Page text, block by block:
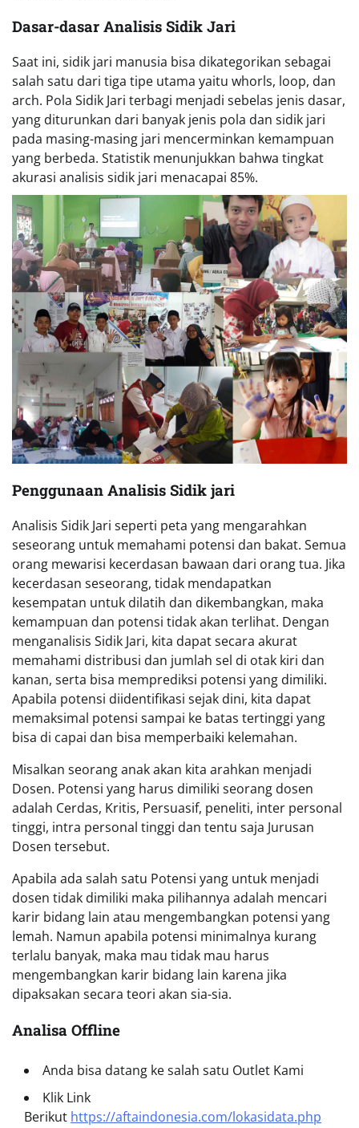
Dasar-dasar Analisis Sidik Jari
Saat ini, sidik jari manusia bisa dikategorikan sebagai
salah satu dari tiga tipe utama yaitu whorls, loop, dan
arch. Pola Sidik Jari terbagi menjadi sebelas jenis dasar,
yang diturunkan dari banyak jenis pola dan sidik jari
pada masing-masing jari mencerminkan kemampuan
yang berbeda. Statistik menunjukkan bahwa tingkat
akurasi analisis sidik jari menacapai 85%.
Penggunaan Analisis Sidik jari
Analisis Sidik Jari seperti peta yang mengarahkan
seseorang untuk memahami potensi dan bakat. Semua
orang mewarisi kecerdasan bawaan dari orang tua. Jika
kecerdasan seseorang, tidak mendapatkan
kesempatan untuk dilatih dan dikembangkan, maka
kemampuan dan potensi tidak akan terlihat. Dengan
menganalisis Sidik Jari, kita dapat secara akurat
memahami distribusi dan jumlah sel di otak kiri dan
kanan, serta bisa memprediksi potensi yang dimiliki.
Apabila potensi diidentifikasi sejak dini, kita dapat
memaksimal potensi sampai ke batas tertinggi yang
bisa di capai dan bisa memperbaiki kelemahan.
Misalkan seorang anak akan kita arahkan menjadi
Dosen. Potensi yang harus dimiliki seorang dosen
adalah Cerdas, Kritis, Persuasif, peneliti, inter personal
tinggi, intra personal tinggi dan tentu saja Jurusan
Dosen tersebut.
Apabila ada salah satu Potensi yang untuk menjadi
dosen tidak dimiliki maka pilihannya adalah mencari
karir bidang lain atau mengembangkan potensi yang
lemah. Namun apabila potensi minimalnya kurang
terlalu banyak, maka mau tidak mau harus
mengembangkan karir bidang lain karena jika
dipaksakan secara teori akan sia-sia.
Analisa Offline
Anda bisa datang ke salah satu Outlet Kami
Klik Link
Berikut https://aftaindonesia.com/lokasidata.php